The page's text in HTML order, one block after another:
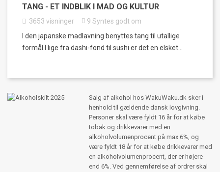
TANG - ET INDBLIK I MAD OG KULTUR
3653 visninger 9 Syntes godt om
I den japanske madlavning benyttes tang til utallige
formål.I lige fra dashi-fond til sushi er det en elsket...
Salg af alkohol hos WakuWaku.dk sker i
henhold til gældende dansk lovgivning.
Personer skal være fyldt 16 år for at købe
tobak og drikkevarer med en
alkoholvolumenprocent på max 6%, og
være fyldt 18 år for at købe drikkevarer med
en alkoholvolumenprocent, der er højere
end 6%. Ved gennemførelse af ordrer skal